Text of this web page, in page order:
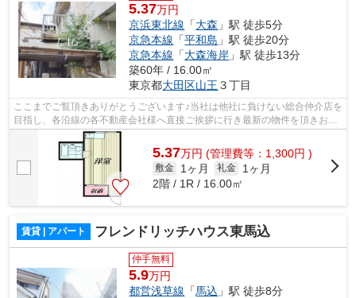
5.37万円
京浜東北線 「大森 」駅 徒歩5分
京急本線 「平和島 」駅 徒歩20分
京急本線 「大森海岸 」駅 徒歩13分
築60年 / 16.00㎡
東京都大田区山王 ３丁目
ここまでご覧頂きありがとうございます♪当社は他社に負けない総合仲介店を
目指し、各沿線の各不動産会社様へ直接ご挨拶に行き最新の物件を頂きお客
様へ提供しております！最新の情報は...
5.37万円 (管理費等：1,300円 )
敷金 1ヶ月 礼金
1ヶ月
2階 / 1R / 16.00㎡
賃貸 | アパート フレンドリッチハウス東馬込
仲手無料
5.9万円
都営浅草線 「馬込 」駅 徒歩8分